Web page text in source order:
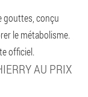
gouttes, conçu
le métabolisme.
officiel.
AU PRIX